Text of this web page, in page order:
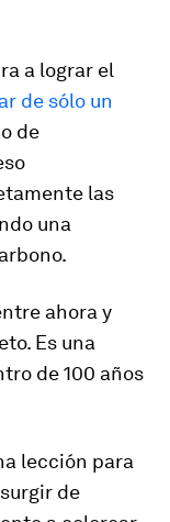
a lograr el
de sólo un
de
las
una
ahora y
Es una
de 100 años
lección para
de